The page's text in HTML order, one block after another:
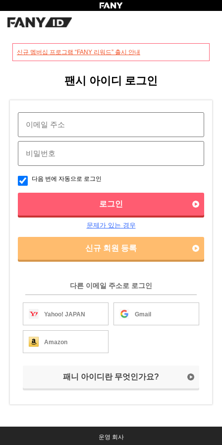
신규 멤버십 프로그램 “FANY 리워드” 출시 안내
팬시 아이디 로그인
다음 번에 자동으로 로그인
로그인
문제가 있는 경우
신규 회원 등록
다른 이메일 주소로 로그인
Yahoo! JAPAN Gmail
Amazon
패니 아이디란 무엇인가요?
운영 회사